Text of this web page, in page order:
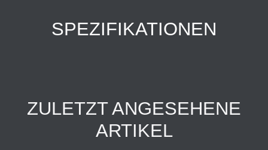
SPEZIFIKATIONEN
ZULETZT ANGESEHENE
ARTIKEL